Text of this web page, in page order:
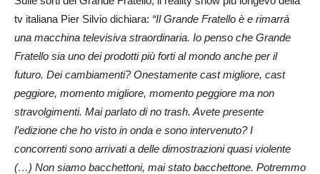
tv italiana Pier Silvio dichiara: “Il Grande Fratello è e rimarrà
una macchina televisiva straordinaria. Io penso che Grande
Fratello sia uno dei prodotti più forti al mondo anche per il
futuro. Dei cambiamenti? Onestamente cast migliore, cast
peggiore, momento migliore, momento peggiore ma non
stravolgimenti. Mai parlato di no trash. Avete presente
l’edizione che ho visto in onda e sono intervenuto? I
concorrenti sono arrivati a delle dimostrazioni quasi violente
(…) Non siamo bacchettoni, mai stato bacchettone. Potremmo